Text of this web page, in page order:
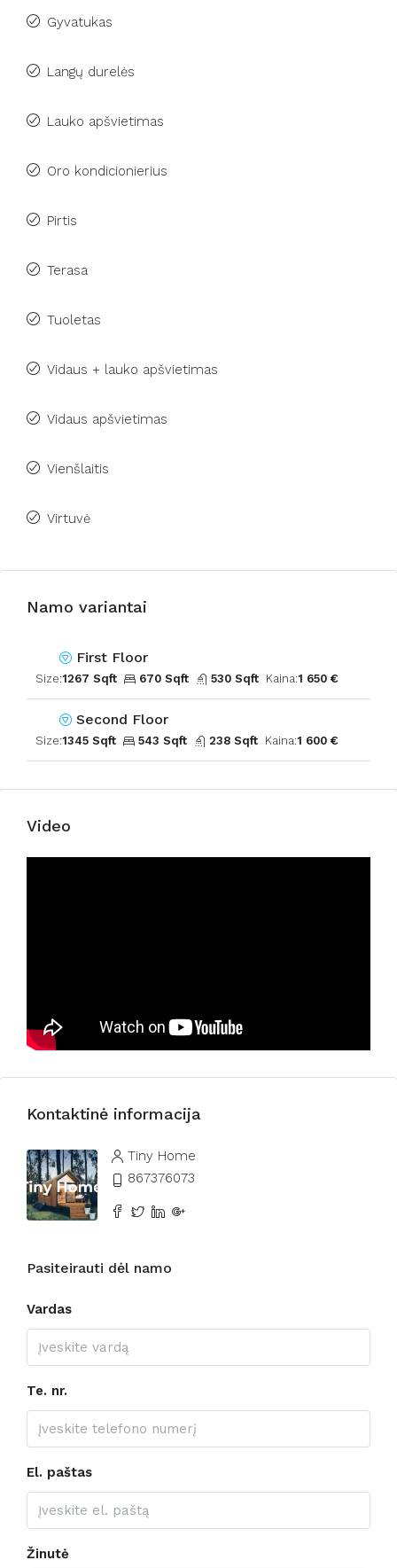
Gyvatukas
Langų durelės
Lauko apšvietimas
Oro kondicionierius
Pirtis
Terasa
Tuoletas
Vidaus + lauko apšvietimas
Vidaus apšvietimas
Vienšlaitis
Virtuvė
Namo variantai
First Floor
Size:1267 Sqft 670 Sqft 530 Sqft Kaina:1 650 €
Second Floor
Size:1345 Sqft 543 Sqft 238 Sqft Kaina:1 600 €
Video
Kontaktinė informacija
Tiny Home
867376073
Pasiteirauti dėl namo
Vardas
Te. nr.
El. paštas
Žinutė